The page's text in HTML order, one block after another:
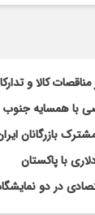
کالا و
با همسایه
بازرگانان
در دو